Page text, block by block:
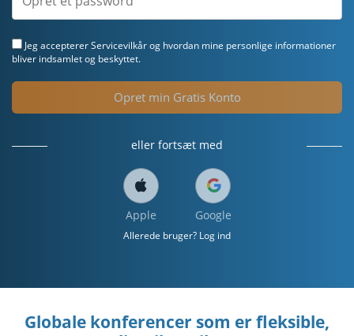
Jeg acceptererServicevilkårog hvordan mine personlige informationer
bliver indsamlet og beskyttet.
Opret min Gratis Konto
eller fortsæt med
Apple Google
Allerede bruger? Log ind
Globale konferencer som er fleksible,